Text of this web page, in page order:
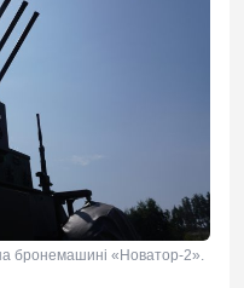
бронемашині «Новатор-2».